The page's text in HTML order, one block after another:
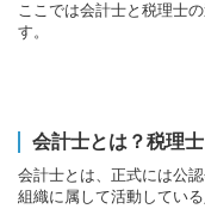
ここでは会計士と税理士
す。
会計士とは？税理
会計士とは、正式には公
組織に属して活動している